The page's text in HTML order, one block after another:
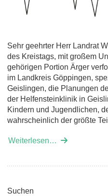
Sehr geehrter Herr Landrat
des Kreistags, mit großem
gehörigen Portion Ärger
im Landkreis Göppingen,
Geislingen, die Planungen
der Helfensteinklinik in
Kindern und Jugendlichen,
wahrscheinlich der größte
Weiterlesen…
Suchen